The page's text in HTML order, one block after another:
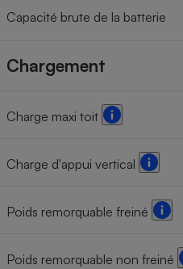
Capacité brute de la batterie
Chargement
Charge maxi toit
Charge d'appui vertical
Poids remorquable freiné
Poids remorquable non freiné